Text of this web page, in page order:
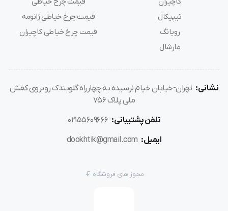
تیپیکال
رویانگ
مارشال
قیمت چرخ خیاطی ژانومه
قیمت چرخ خیاطی کاچیران
نشانی: تهران-خیابان خیام نرسیده به چهارراه گلوبندک روبروی کفش
ملی پلاک 756
تلفن پشتیبانی: 02155609666
ایمیل: dookhtik@gmail.com
مجوز های فروشگاه